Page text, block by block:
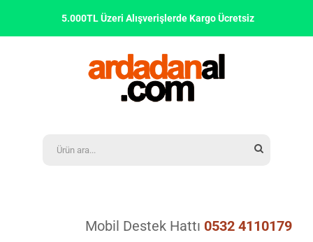
5.000TL Üzeri Alışverişlerde Kargo Ücretsiz
Mobil Destek Hattı 0532 4110179